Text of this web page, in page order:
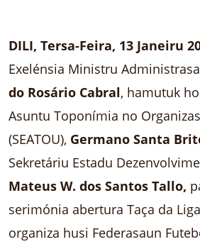
DILI, Tersa-Feira, 13 Janeiru
Exelénsia Ministru
do Rosário Cabral, hamutuk
Asuntu Toponímia no
(SEATOU), Germano Santa
Sekretáriu Estadu
Mateus W. dos Santos Tallo,
serimónia abertura Taça da
organiza husi Federasaun